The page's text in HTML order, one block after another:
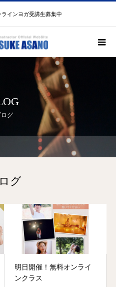
インヨガ受講生募集中
ログ
グ
明日開催！無料オンライ
ンクラス